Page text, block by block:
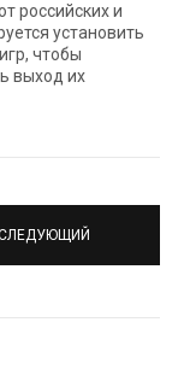
российских и
установить
чтобы
выход их